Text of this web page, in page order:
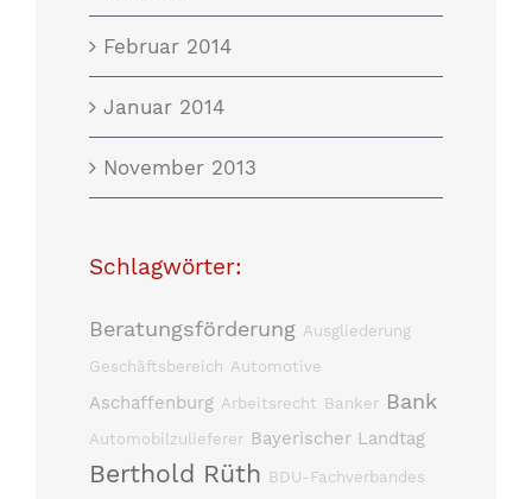
Februar 2014
Januar 2014
November 2013
Schlagwörter:
Beratungsförderung Ausgliederung
Geschäftsbereich Automotive
Aschaffenburg Arbeitsrecht Banker Bank
Automobilzulieferer Bayerischer Landtag
Berthold Rüth BDU-Fachverbandes